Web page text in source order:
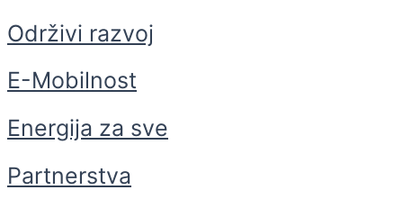
Održivi razvoj
E-Mobilnost
Energija za sve
Partnerstva